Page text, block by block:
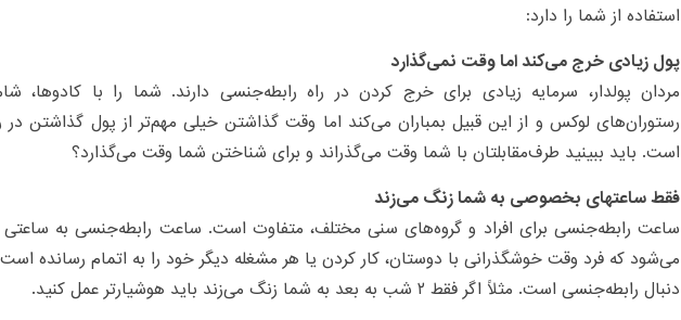
استفاده از شما را دارد:
پول زیادی خرج می‌کند اما وقت نمی‌گذارد
مردان پولدار، سرمایه زیادی برای خرج کردن در راه رابطه‌جنسی دارند. شما را با کادوها،
رستوران‌های لوکس و از این قبیل بمباران می‌کند اما وقت گذاشتن خیلی مهم‌تر از پول گذاشتن در
است. باید ببینید طرف‌مقابلتان با شما وقت می‌گذراند و برای شناختن شما وقت می‌گذارد؟
فقط ساعتهای بخصوصی به شما زنگ می‌زند
ساعت رابطه‌جنسی برای افراد و گروه‌های سنی مختلف، متفاوت است. ساعت رابطه‌جنسی به ساعتی
می‌شود که فرد وقت خوشگذرانی با دوستان، کار کردن یا هر مشغله دیگر خود را به اتمام رسانده
دنبال رابطه‌جنسی است. مثلاً اگر فقط ۲ شب به بعد به شما زنگ می‌زند باید هوشیارتر عمل کنید.